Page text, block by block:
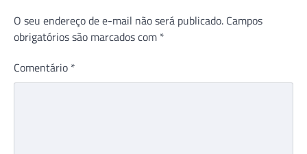
O seu endereço de e-mail não será publicado. Campos
obrigatórios são marcados com *
Comentário *